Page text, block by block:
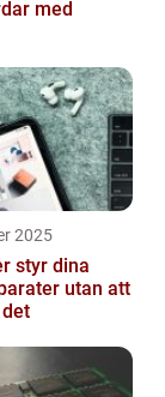
med
2025
styr dina
utan att